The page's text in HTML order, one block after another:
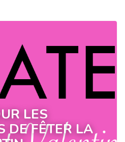
LES
DE FÊTER LA